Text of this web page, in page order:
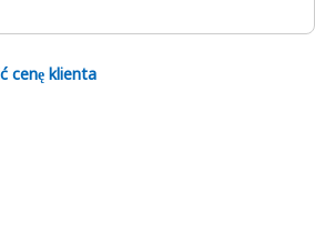
cenę klienta